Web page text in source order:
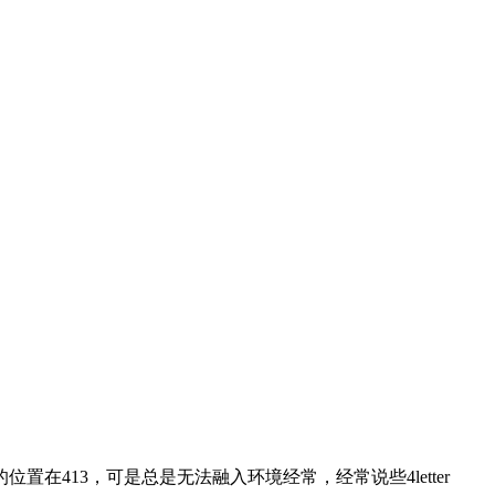
置在413，可是总是无法融入环境经常，经常说些4letter